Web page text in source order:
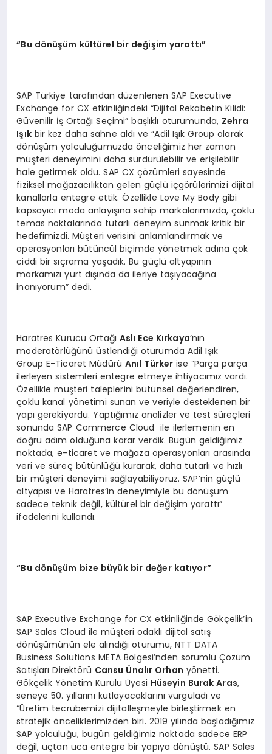
“Bu dönüşüm kültürel bir değişim yarattı”
SAP Türkiye tarafından düzenlenen SAP Executive
Exchange for CX etkinliğindeki “Dijital Rekabetin Kilidi:
Güvenilir İş Ortağı Seçimi” başlıklı oturumunda, Zehra
Işıkbir kez daha sahne aldı ve “Adil Işık Group olarak
dönüşüm yolculuğumuzda önceliğimiz her zaman
müşteri deneyimini daha sürdürülebilir ve erişilebilir
hale getirmek oldu. SAP CX çözümleri sayesinde
fiziksel mağazacılıktan gelen güçlü içgörülerimizi dijital
kanallarla entegre ettik. Özellikle Love My Body gibi
kapsayıcı moda anlayışına sahip markalarımızda, çoklu
temas noktalarında tutarlı deneyim sunmak kritik bir
hedefimizdi. Müşteri verisini anlamlandırmak ve
operasyonları bütüncül biçimde yönetmek adına çok
ciddi bir sıçrama yaşadık. Bu güçlü altyapının
markamızı yurt dışında da ileriye taşıyacağına
inanıyorum” dedi.
Haratres Kurucu Ortağı Aslı Ece Kırkaya’nın
moderatörlüğünü üstlendiği oturumda Adil Işık
Group E-Ticaret Müdürü Anıl Türker ise “Parça parça
ilerleyen sistemleri entegre etmeye ihtiyacımız vardı.
Özellikle müşteri taleplerini bütünsel değerlendiren,
çoklu kanal yönetimi sunan ve veriyle desteklenen bir
yapı gerekiyordu. Yaptığımız analizler ve test süreçleri
sonunda SAP Commerce Cloud ile ilerlemenin en
doğru adım olduğuna karar verdik. Bugün geldiğimiz
noktada, e-ticaret ve mağaza operasyonları arasında
veri ve süreç bütünlüğü kurarak, daha tutarlı ve hızlı
bir müşteri deneyimi sağlayabiliyoruz. SAP’nin güçlü
altyapısı ve Haratres’in deneyimiyle bu dönüşüm
sadece teknik değil, kültürel bir değişim yarattı”
ifadelerini kullandı.
“Bu dönüşüm bize büyük bir değer katıyor”
SAP Executive Exchange for CX etkinliğinde Gökçelik’in
SAP Sales Cloud ile müşteri odaklı dijital satış
dönüşümünün ele alındığı oturumu, NTT DATA
Business Solutions META Bölgesi’nden sorumlu Çözüm
Satışları Direktörü Cansu Ünalır Orhan yönetti.
Gökçelik Yönetim Kurulu Üyesi Hüseyin Burak Aras,
seneye 50. yıllarını kutlayacaklarını vurguladı ve
“Üretim tecrübemizi dijitalleşmeyle birleştirmek en
stratejik önceliklerimizden biri. 2019 yılında başladığımız
SAP yolculuğu, bugün geldiğimiz noktada sadece ERP
değil, uçtan uca entegre bir yapıya dönüştü. SAP Sales